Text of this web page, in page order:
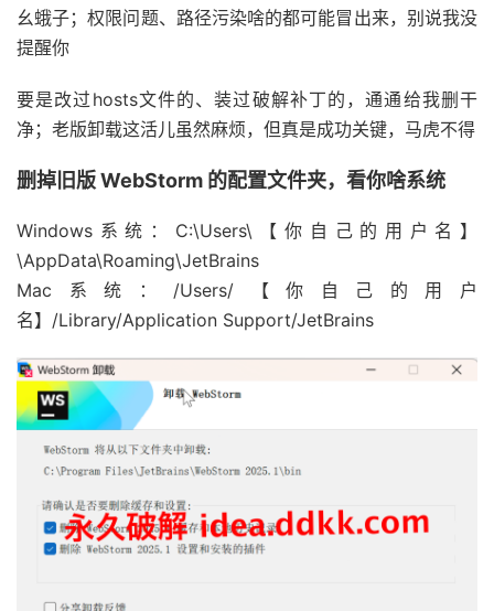
幺蛾子；权限问题、路径污染啥的都可能冒出来，别说我没
提醒你
要是改过hosts文件的、装过破解补丁的，通通给我删干
净；老版卸载这活儿虽然麻烦，但真是成功关键，马虎不得
删掉旧版 WebStorm 的配置文件夹，看你啥系统
Windows系统：C:\Users\【你自己的用户名】
\AppData\Roaming\JetBrains
Mac系统：/Users/【你自己的用户
名】/Library/Application Support/JetBrains